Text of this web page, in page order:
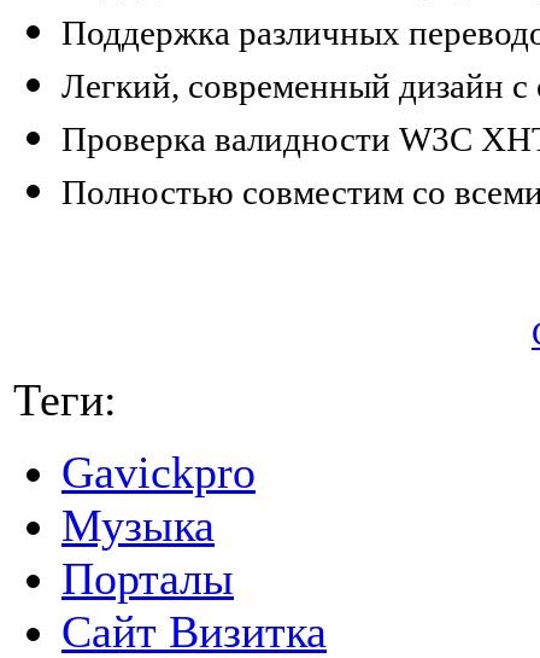
Поддержка различных
Легкий, современный дизайн с
Проверка валидности W3C
Полностью совместим со
Теги:
Gavickpro
Музыка
Порталы
Сайт Визитка